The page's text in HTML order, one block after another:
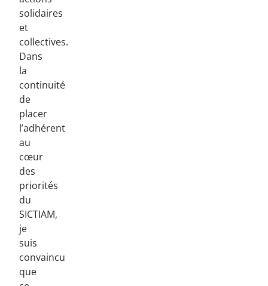
solidaires
et
collectives.
Dans
la
continuité
de
placer
l’adhérent
au
cœur
des
priorités
du
SICTIAM,
je
suis
convaincu
que